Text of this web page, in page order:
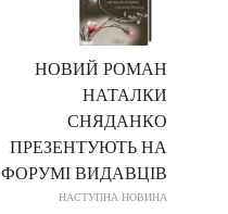
НОВИЙ РОМАН
НАТАЛКИ
СНЯДАНКО
ПРЕЗЕНТУЮТЬ НА
ФОРУМІ ВИДАВЦІВ
НАСТУПНА НОВИНА